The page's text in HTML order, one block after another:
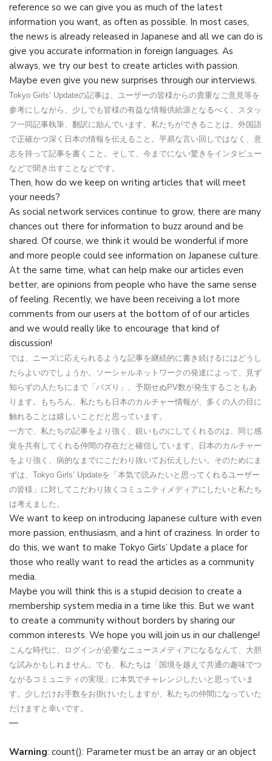
reference so we can give you as much of the latest
information you want, as often as possible. In most cases,
the news is already released in Japanese and all we can do is
give you accurate information in foreign languages. As
always, we try our best to create articles with passion.
Maybe even give you new surprises through our interviews.
Tokyo Girls’ Updateの記事は、ユーザーの皆様からの貴重なご意見等を
参考にしながら、少しでも皆様の有益な情報供給源となるべく、スタッ
フ一同記事執筆、翻訳に励んでいます。私たちができることは、外国語
で正確かつ深く日本の情報を伝えること。平易な言い回しではなく、意
志を持って記事を書くこと。そして、今までにない驚きをインタビュー
などで聞き出すことなどです。
Then, how do we keep on writing articles that will meet
your needs?
As social network services continue to grow, there are many
chances out there for information to buzz around and be
shared. Of course, we think it would be wonderful if more
and more people could see information on Japanese culture.
At the same time, what can help make our articles even
better, are opinions from people who have the same sense
of feeling. Recently, we have been receiving a lot more
comments from our users at the bottom of of our articles
and we would really like to encourage that kind of
discussion!
では、ニーズに応えられるような記事を継続的に書き続けるにはどうし
たらよいのでしょうか。ソーシャルネットワークの発達によって、見ず
知らずの人たちにまで「バズり」、予期せぬPV数が発生することもあ
ります。もちろん、私たちも日本のカルチャー情報が、多くの人の目に
触れることは嬉しいことだと思っています。
一方で、私たちの記事をより強く、鋭いものにしてくれるのは、同じ感
覚を共有してくれる仲間の存在だと確信しています。日本のカルチャー
をより強く、病的なまでにこだわり抜いてお伝えしたい。そのためにま
ずは、Tokyo Girls’ Updateを「本気で読みたいと思ってくれるユーザー
の皆様」に対してこだわり抜くコミュニティメディアにしたいと私たち
は考えました。
We want to keep on introducing Japanese culture with even
more passion, enthusiasm, and a hint of craziness. In order to
do this, we want to make Tokyo Girls’ Update a place for
those who really want to read the articles as a community
media.
Maybe you will think this is a stupid decision to create a
membership system media in a time like this. But we want
to create a community without borders by sharing our
common interests. We hope you will join us in our challenge!
こんな時代に、ログインが必要なニュースメディアになるなんて、大胆
な試みかもしれません。でも、私たちは「国境を越えて共通の趣味でつ
ながるコミュニティの実現」に本気でチャレンジしたいと思っていま
す。少しだけお手数をお掛けいたしますが、私たちの仲間になっていた
だけますと幸いです。
—
Warning: count(): Parameter must be an array or an object